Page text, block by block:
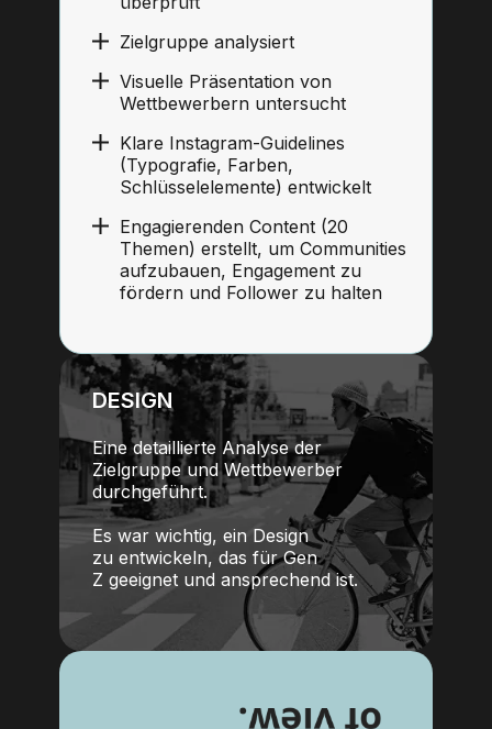
Zielgruppe analysiert
Visuelle Präsentation von
Wettbewerbern untersucht
Klare Instagram-Guidelines
(Typografie, Farben,
Schlüsselelemente) entwickelt
Engagierenden Content (20
Themen) erstellt, um Communities
aufzubauen, Engagement zu
fördern und Follower zu halten
Eine detaillierte Analyse der
Zielgruppe und Wettbewerber
durchgeführt.
Es war wichtig, ein Design
zu entwickeln, das für Gen
Z geeignet und ansprechend ist.
DESIGN